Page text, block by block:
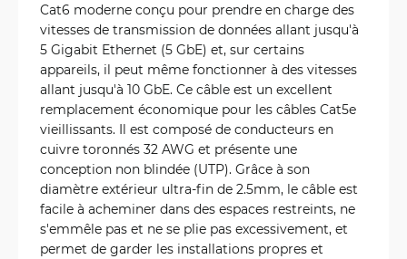
Cat6 moderne conçu pour prendre en charge des
vitesses de transmission de données allant jusqu'à
5 Gigabit Ethernet (5 GbE) et, sur certains
appareils, il peut même fonctionner à des vitesses
allant jusqu'à 10 GbE. Ce câble est un excellent
remplacement économique pour les câbles Cat5e
vieillissants. Il est composé de conducteurs en
cuivre toronnés 32 AWG et présente une
conception non blindée (UTP). Grâce à son
diamètre extérieur ultra-fin de 2.5mm, le câble est
facile à acheminer dans des espaces restreints, ne
s'emmêle pas et ne se plie pas excessivement, et
permet de garder les installations propres et